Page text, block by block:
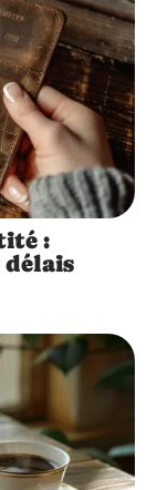
:
délais